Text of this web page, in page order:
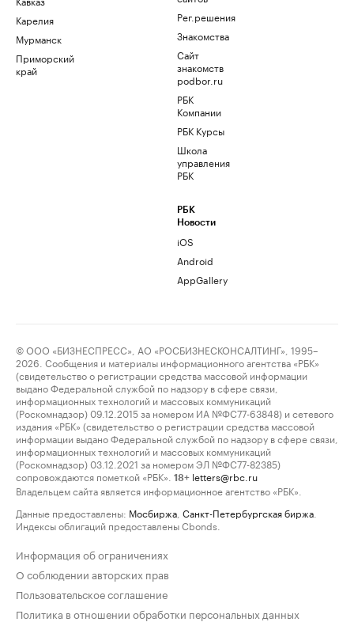
Карелия
Мурманск
Приморский
край
Рег.решения
Знакомства
Сайт
знакомств
podbor.ru
РБК
Компании
РБК Курсы
Школа
управления
РБК
РБК
Новости
iOS
Android
AppGallery
© ООО «БИЗНЕСПРЕСС», АО «РОСБИЗНЕСКОНСАЛТИНГ», 1995–
2026. Сообщения и материалы информационного агентства «РБК»
(свидетельство о регистрации средства массовой информации
выдано Федеральной службой по надзору в сфере связи,
информационных технологий и массовых коммуникаций
(Роскомнадзор) 09.12.2015 за номером ИА №ФС77-63848) и сетевого
издания «РБК» (свидетельство о регистрации средства массовой
информации выдано Федеральной службой по надзору в сфере связи,
информационных технологий и массовых коммуникаций
(Роскомнадзор) 03.12.2021 за номером ЭЛ №ФС77-82385)
сопровождаются пометкой «РБК».
18+ letters@rbc.ru
Владельцем сайта является информационное агентство «РБК».
Данные предоставлены: Мосбиржа Санкт-Петербургская биржа
Индексы облигаций предоставлены Cbonds.
Информация об ограничениях
О соблюдении авторских прав
Пользовательское соглашение
Политика в отношении обработки персональных данных